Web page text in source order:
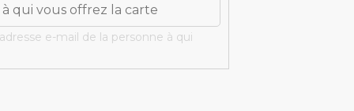
e-mail de la personne à qui